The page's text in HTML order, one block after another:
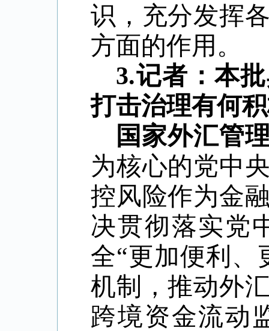
识，充分发挥
方面的作用。
3.记者：本
打击治理有何
国家外汇管
为核心的党中
控风险作为金
决贯彻落实党
全“更加便利、
机制，推动外
跨境资金流动